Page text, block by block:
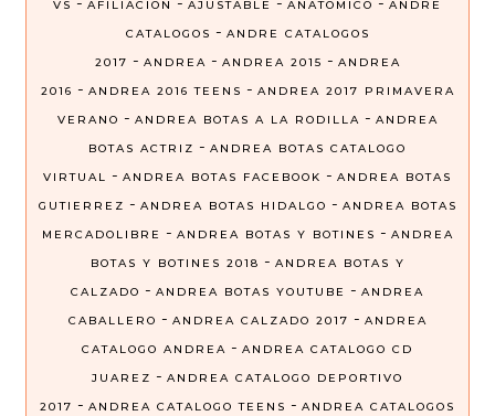
VS
AFILIACION AJUSTABLE ANATOMICO
ANDRE
CATALOGOS - ANDRE CATALOGOS
2017 - ANDREA - ANDREA 2015 - ANDREA
2016 - ANDREA 2016 TEENS - ANDREA 2017 PRIMAVERA
VERANO - ANDREA BOTAS A LA RODILLA - ANDREA
BOTAS ACTRIZ - ANDREA BOTAS CATALOGO
VIRTUAL
- ANDREA BOTAS FACEBOOK - ANDREA BOTAS
GUTIERREZ - ANDREA BOTAS HIDALGO - ANDREA BOTAS
MERCADOLIBRE
- ANDREA BOTAS Y BOTINES - ANDREA
BOTAS Y BOTINES 2018 - ANDREA BOTAS Y
CALZADO - ANDREA BOTAS YOUTUBE - ANDREA
CABALLERO - ANDREA CALZADO 2017 - ANDREA
CATALOGO ANDREA - ANDREA CATALOGO CD
JUAREZ - ANDREA CATALOGO DEPORTIVO
2017 - ANDREA CATALOGO TEENS - ANDREA CATALOGOS